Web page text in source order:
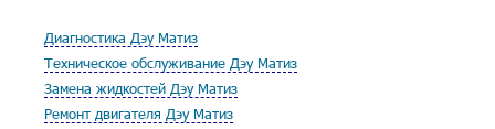
Диагностика Дэу Матиз
Техническое обслуживание Дэу Матиз
Замена жидкостей Дэу Матиз
Ремонт двигателя Дэу Матиз